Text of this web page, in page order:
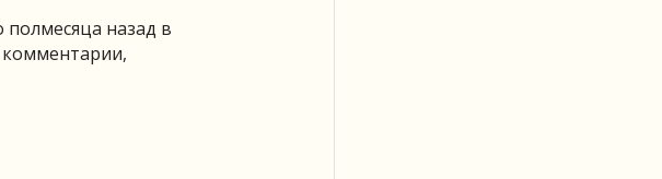
полмесяца назад в
комментарии,